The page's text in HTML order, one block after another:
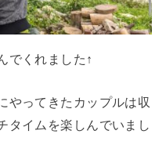
でくれました↑
やってきたカップルは収
タイムを楽しんでいまし